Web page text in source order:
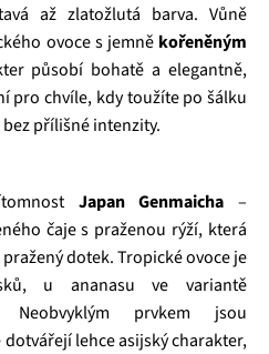
až zlatožlutá barva. Vůně
ovoce s jemně kořeněným
působí bohatě a elegantně,
pro chvíle, kdy toužíte po šálku
přílišné intenzity.
Japan Genmaicha –
čaje s praženou rýží, která
dotek. Tropické ovoce je
u ananasu ve variantě
prvkem jsou
dotvářejí lehce asijský charakter,